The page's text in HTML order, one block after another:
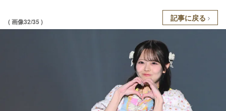
( 画像32/35 ) 記事に戻る